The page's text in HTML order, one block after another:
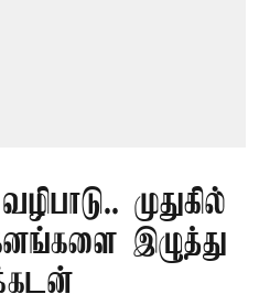
முதுகில்
இழுத்து